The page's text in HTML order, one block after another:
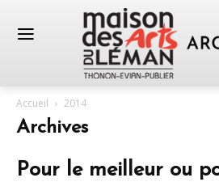
Accueil 2014
Archives
Pour le meilleur ou